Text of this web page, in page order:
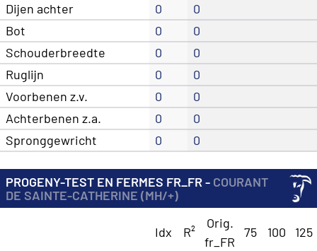
Dijen achter
0
0
Bot
0
0
Schouderbreedte
0
0
Ruglijn
0
0
Voorbenen z.v.
0
0
Achterbenen z.a.
0
0
Spronggewricht
0 0
PROGENY-TEST EN FERMES FR_FR - COURANT
DE SAINTE-CATHERINE (MH/+)
Idx R²
Orig.
fr_FR
75 100 125